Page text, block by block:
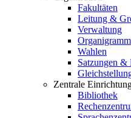
Fakultäten
Leitung &
Verwaltung
Organigramm
Wahlen
Satzungen &
Zentrale
Bibliothek